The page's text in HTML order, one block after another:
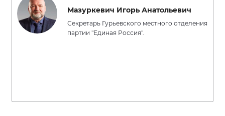
Мазуркевич Игорь Анатольевич
Секретарь Гурьевского местного отделения
партии "Единая Россия".